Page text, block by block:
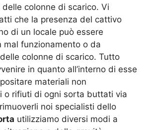
delle colonne di scarico. Vi
che la presenza del cattivo
di un locale può essere
mal funzionamento o da
delle colonne di scarico. Tutto
in quanto all’interno di esse
materiali non
o rifiuti di ogni sorta buttati via
noi specialisti dello
utilizziamo diversi modi a